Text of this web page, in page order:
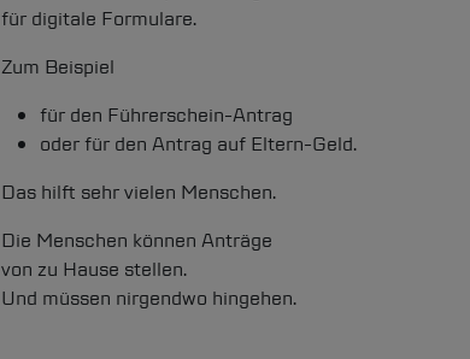
für digitale Formulare.
Zum Beispiel
für den Führerschein-Antrag
oder für den Antrag auf Eltern-Geld.
Das hilft sehr vielen Menschen.
Die Menschen können Anträge
von zu Hause stellen.
Und müssen nirgendwo hingehen.